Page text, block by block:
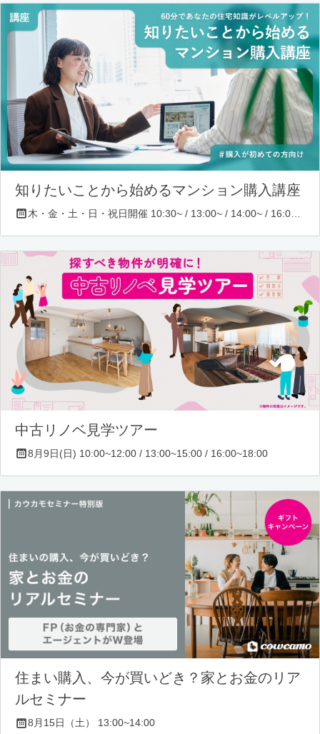
知りたいことから始めるマンション購入講座
中古リノベ見学ツアー
8月9日(日) 10:00~12:00 / 13:00~15:00 / 16:00~18:00
住まい購入、今が買いどき？家とお金のリア
ルセミナー
8月15日（土） 13:00~14:00